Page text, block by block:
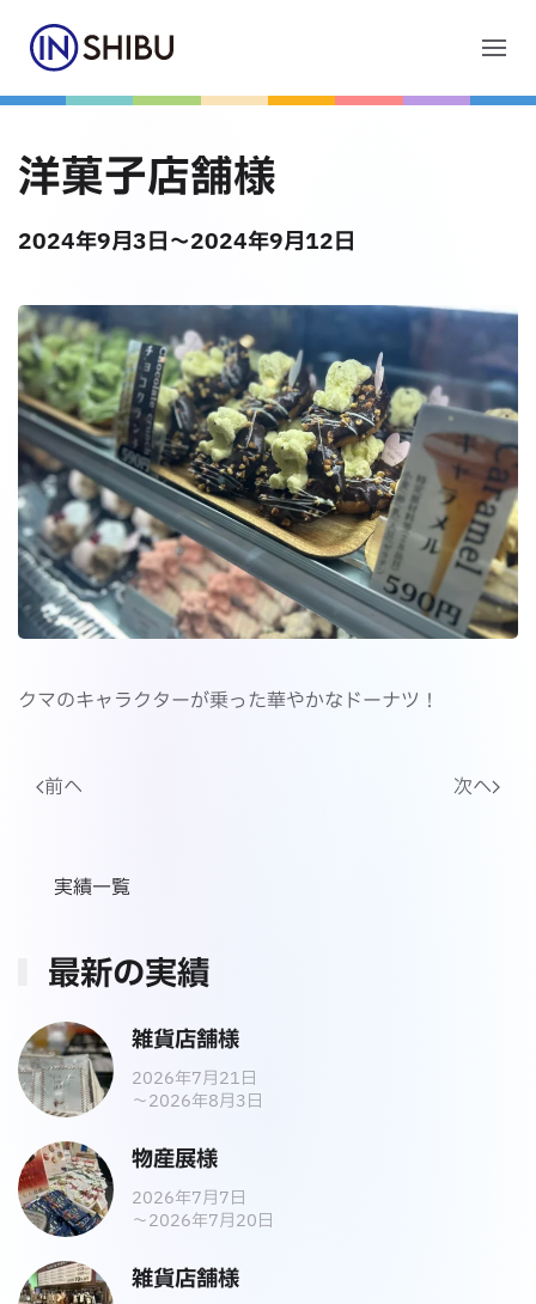
Skip to main content
洋菓子店舗様
2024年9月3日～2024年9月12日
クマのキャラクターが乗った華やかなドーナツ！
前へ 次へ
実績一覧
最新の実績
雑貨店舗様
2026年7月21日
～2026年8月3日
物産展様
2026年7月7日
～2026年7月20日
雑貨店舗様